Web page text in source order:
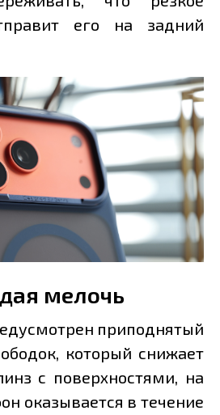
его на задний
мелочь
приподнятый
который снижает
с поверхностями, на
оказывается в течение